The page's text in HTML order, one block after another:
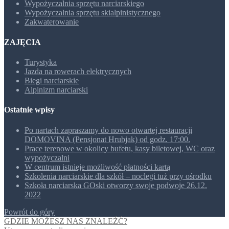
Wypożyczalnia sprzętu narciarskiego
Wypożyczalnia sprzętu skialpinistycznego
Zakwaterowanie
ZAJĘCIA
Turystyka
Jazda na rowerach elektrycznych
Biegi narciarskie
Alpinizm narciarski
Ostatnie wpisy
Po nartach zapraszamy do nowo otwartej restauracji
DOMOVINA (Pensjonat Hrubjak) od godz. 17:00.
Prace terenowe w okolicy bufetu, kasy biletowej, WC oraz
wypożyczalni
W centrum istnieje możliwość płatności kartą
Szkolenia narciarskie dla szkół – noclegi tuż przy ośrodku
Szkoła narciarska GOski otworzy swoje podwoje 26.12.
2022
Powrót do góry
GDZIE MOŻESZ NAS ZNALEŹĆ?